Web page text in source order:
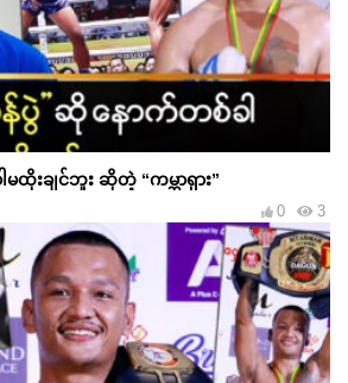
ထိုးချင်ဘူး ဆိုတဲ့ “ကမ္ဘာရှား”
3
0